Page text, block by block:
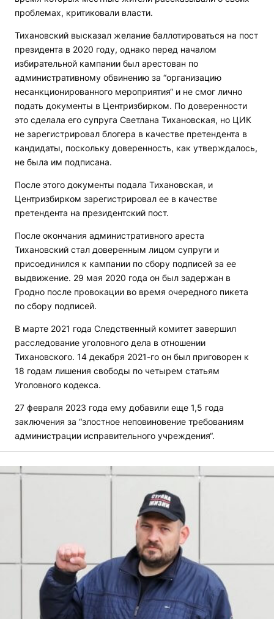
проблемах, критиковали власти.
Тихановский высказал желание баллотироваться на пост
президента в 2020 году, однако перед началом
избирательной кампании был арестован по
административному обвинению за “организацию
несанкционированного мероприятия“ и не смог лично
подать документы в Центризбирком. По доверенности
это сделала его супруга Светлана Тихановская, но ЦИК
не зарегистрировал блогера в качестве претендента в
кандидаты, поскольку доверенность, как утверждалось,
не была им подписана.
После этого документы подала Тихановская, и
Центризбирком зарегистрировал ее в качестве
претендента на президентский пост.
После окончания административного ареста
Тихановский стал доверенным лицом супруги и
присоединился к кампании по сбору подписей за ее
выдвижение. 29 мая 2020 года он был задержан в
Гродно после провокации во время очередного пикета
по сбору подписей.
В марте 2021 года Следственный комитет завершил
расследование уголовного дела в отношении
Тихановского. 14 декабря 2021-го он был приговорен к
18 годам лишения свободы по четырем статьям
Уголовного кодекса.
27 февраля 2023 года ему добавили еще 1,5 года
заключения за “злостное неповиновение требованиям
администрации исправительного учреждения“.